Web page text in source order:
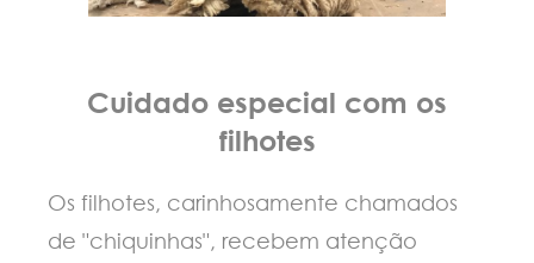
Cuidado especial com os
filhotes
Os filhotes, carinhosamente chamados
de "chiquinhas", recebem atenção